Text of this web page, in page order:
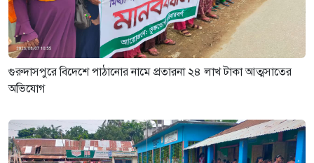
গুরুদাসপুরে বিদেশে পাঠানোর নামে প্রতারনা ২৪ লাখ টাকা আত্মসাতের
অভিযোগ